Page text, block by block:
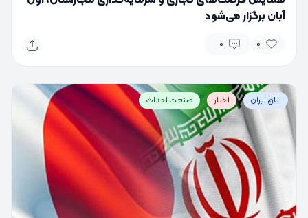
آبان برگزار می‌شود
0
0
اتاق ایران اخبار صنعت احداث